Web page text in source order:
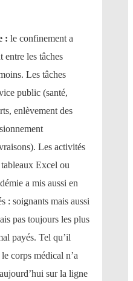
: le confinement a
entre les tâches
Les tâches
public (santé,
enlèvement des
Les activités
Excel ou
a mis aussi en
: soignants mais aussi
pas toujours les plus
payés. Tel qu’il
corps médical n’a
sur la ligne